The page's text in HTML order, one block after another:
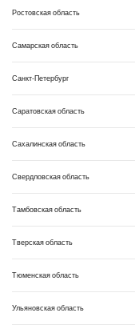
Ростовская область
Самарская область
Санкт-Петербург
Саратовская область
Сахалинская область
Свердловская область
Тамбовская область
Тверская область
Тюменская область
Ульяновская область